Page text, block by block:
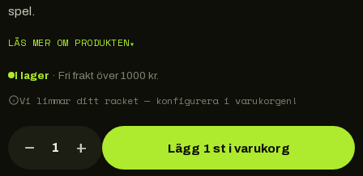
spel.
LÄS MER OM PRODUKTEN▾
I lager · Fri frakt över 1000 kr.
Vi limmar ditt racket — konfigurera i varukorgen!
− 1 + Lägg 1 st i varukorg